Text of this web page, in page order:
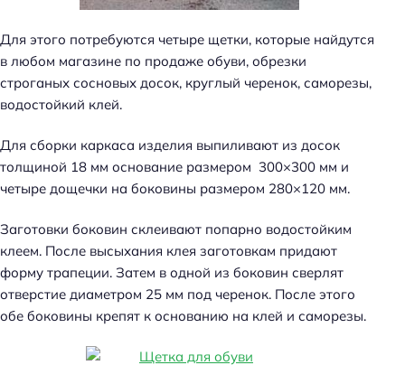
Для этого потребуются четыре щетки, которые найдутся
в любом магазине по продаже обуви, обрезки
строганых сосновых досок, круглый черенок, саморезы,
водостойкий клей.
Для сборки каркаса изделия выпиливают из досок
толщиной 18 мм основание размером 300×300 мм и
четыре дощечки на боковины размером 280×120 мм.
Заготовки боковин склеивают попарно водостойким
клеем. После высыхания клея заготовкам придают
форму трапеции. Затем в одной из боковин сверлят
отверстие диаметром 25 мм под черенок. После этого
обе боковины крепят к основанию на клей и саморезы.